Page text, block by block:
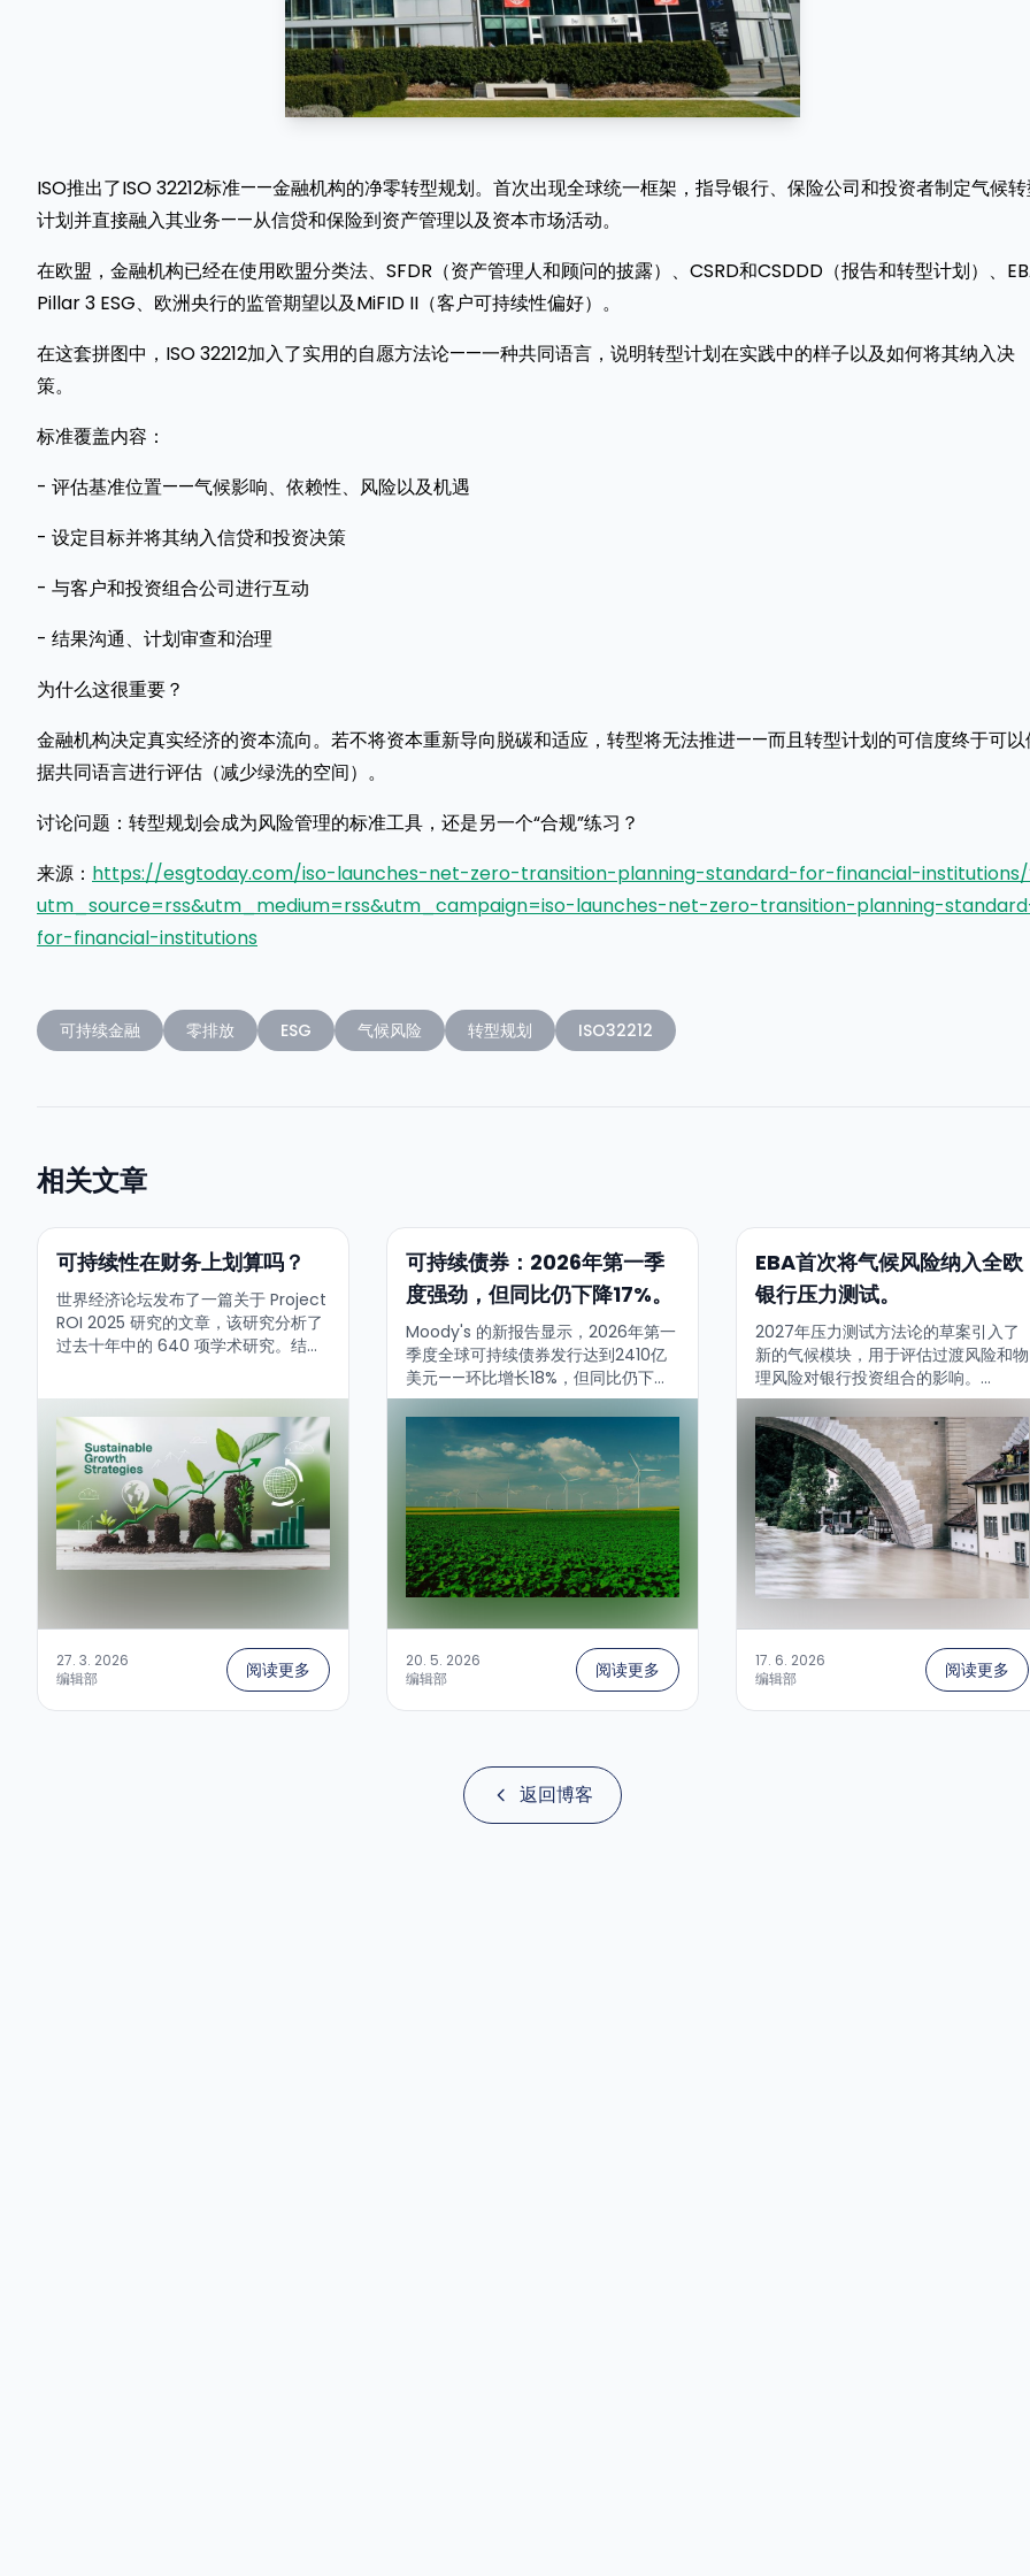
ISO推出了ISO 32212标准——金融机构的净零转型规划。首次出现全球统一框架，指导银行、保险公司和投资者制定气候转
计划并直接融入其业务——从信贷和保险到资产管理以及资本市场活动。
在欧盟，金融机构已经在使用欧盟分类法、SFDR（资产管理人和顾问的披露）、CSRD和CSDDD（报告和转型计划）、
Pillar 3 ESG、欧洲央行的监管期望以及MiFID II（客户可持续性偏好）。
在这套拼图中，ISO 32212加入了实用的自愿方法论——一种共同语言，说明转型计划在实践中的样子以及如何将其纳入决
策。
标准覆盖内容：
- 评估基准位置——气候影响、依赖性、风险以及机遇
- 设定目标并将其纳入信贷和投资决策
- 与客户和投资组合公司进行互动
- 结果沟通、计划审查和治理
为什么这很重要？
金融机构决定真实经济的资本流向。若不将资本重新导向脱碳和适应，转型将无法推进——而且转型计划的可信度终于可以
据共同语言进行评估（减少绿洗的空间）。
讨论问题：转型规划会成为风险管理的标准工具，还是另一个“合规”练习？
来源： https://esgtoday.com/iso-launches-net-zero-transition-planning-standard-for-financial-
utm_source=rss&utm_medium=rss&utm_campaign=iso-launches-net-zero-transition-planning-
for-financial-institutions
可持续金融 零排放 ESG 气候风险 转型规划 ISO32212
相关文章
可持续性在财务上划算吗？
世界经济论坛发布了一篇关于 Project
ROI 2025 研究的文章，该研究分析了
过去十年中的 640 项学术研究。结论
27. 3. 2026
编辑部
阅读更多
可持续债券：2026年第一季
度强劲，但同比仍下降17%。
Moody's 的新报告显示，2026年第一
季度全球可持续债券发行达到2410亿
美元——环比增长18%，但同比仍下降
17%。全年预测保持在约9000亿美元
（与2025年相似）。欧洲是主导引
擎，亚太地区下降三分之一。...
20. 5. 2026
编辑部
阅读更多
EBA首次将气候风险纳入全欧
银行压力测试。
2027年压力测试方法论的草案引入了
新的气候模块，用于评估过渡风险和物
理风险对银行投资组合的影响。...
17. 6. 2026
编辑部
阅读更多
返回博客